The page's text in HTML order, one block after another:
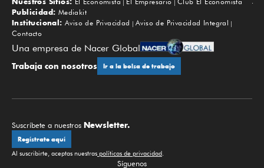
Subir
Publicidad: Mediakit
Institucional: Aviso de Privacidad
Aviso de Privacidad Integral
Contacto
Una empresa de Nacer Global
Trabaja con nosotros Ir a la bolsa de trabajo
Suscríbete a nuestros Newsletter.
Regístrate aquí
Al suscribirte, aceptas nuestras políticas de privacidad.
Síguenos